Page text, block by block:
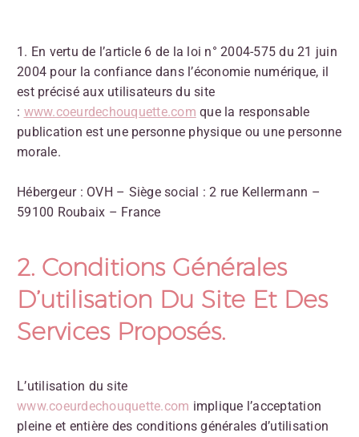
1. En vertu de l’article 6 de la loi n° 2004-575 du 21 juin
2004 pour la confiance dans l’économie numérique, il
est précisé aux utilisateurs du site
: www.coeurdechouquette.com que la responsable
publication est une personne physique ou une personne
morale.
Hébergeur : OVH – Siège social : 2 rue Kellermann –
59100 Roubaix – France
2. Conditions Générales
D’utilisation Du Site Et Des
Services Proposés.
L’utilisation du site
www.coeurdechouquette.com implique l’acceptation
pleine et entière des conditions générales d’utilisation